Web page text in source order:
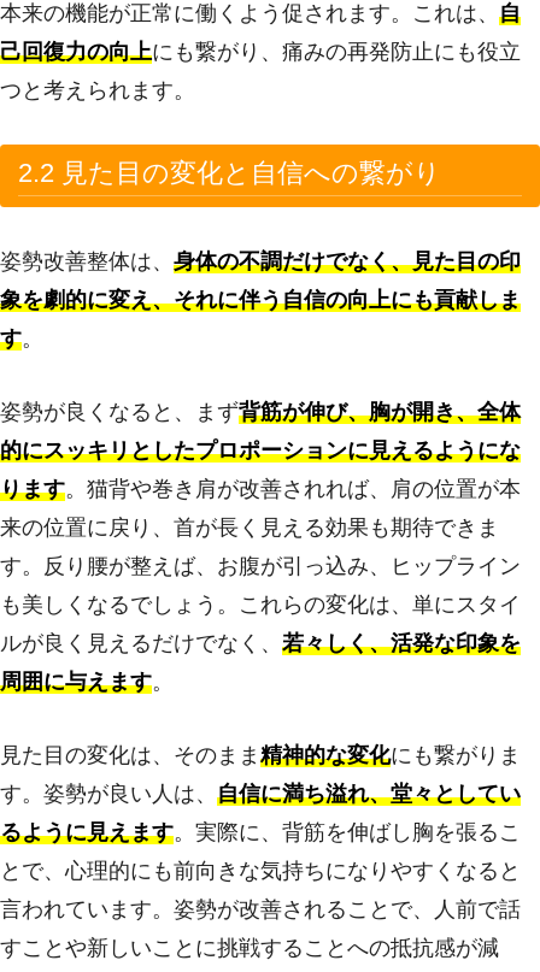
本来の機能が正常に働くよう促されます。これは、 自
己回復力の向上にも繋がり、痛みの再発防止にも役立
つと考えられます。
2.2 見た目の変化と自信への繋がり
姿勢改善整体は、 身体の不調だけでなく、見た目の印
象を劇的に変え、それに伴う自信の向上にも貢献しま
す。
姿勢が良くなると、まず背筋が伸び、胸が開き、全体
的にスッキリとしたプロポーションに見えるようにな
ります。猫背や巻き肩が改善されれば、肩の位置が本
来の位置に戻り、首が長く見える効果も期待できま
す。反り腰が整えば、お腹が引っ込み、ヒップライン
も美しくなるでしょう。これらの変化は、単にスタイ
ルが良く見えるだけでなく、 若々しく、活発な印象を
周囲に与えます。
見た目の変化は、そのまま 精神的な変化にも繋がりま
す。姿勢が良い人は、 自信に満ち溢れ、堂々としてい
るように見えます。実際に、背筋を伸ばし胸を張るこ
とで、心理的にも前向きな気持ちになりやすくなると
言われています。姿勢が改善されることで、人前で話
すことや新しいことに挑戦することへの抵抗感が減